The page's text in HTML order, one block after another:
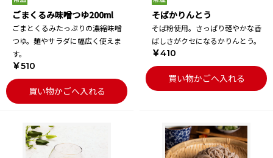
ごまくるみ味噌つゆ200ml
ごまとくるみたっぷりの濃縮味噌
つゆ。麺やサラダに幅広く使えま
す。
￥510
買い物かごへ入れる
そばかりんとう
そば粉使用。さっぱり軽やかな香
ばしさがクセになるかりんとう。
￥410
買い物かごへ入れる